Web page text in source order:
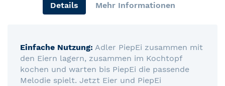
Details Mehr Informationen
Einfache Nutzung: Adler PiepEi zusammen mit
den Eiern lagern, zusammen im Kochtopf
kochen und warten bis PiepEi die passende
Melodie spielt. Jetzt Eier und PiepEi